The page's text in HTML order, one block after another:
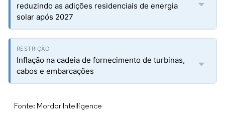
reduzindo as adições residenciais de energia
solar após 2027
Inflação na cadeia de fornecimento de turbinas,
cabos e embarcações
Fonte: Mordor Intelligence